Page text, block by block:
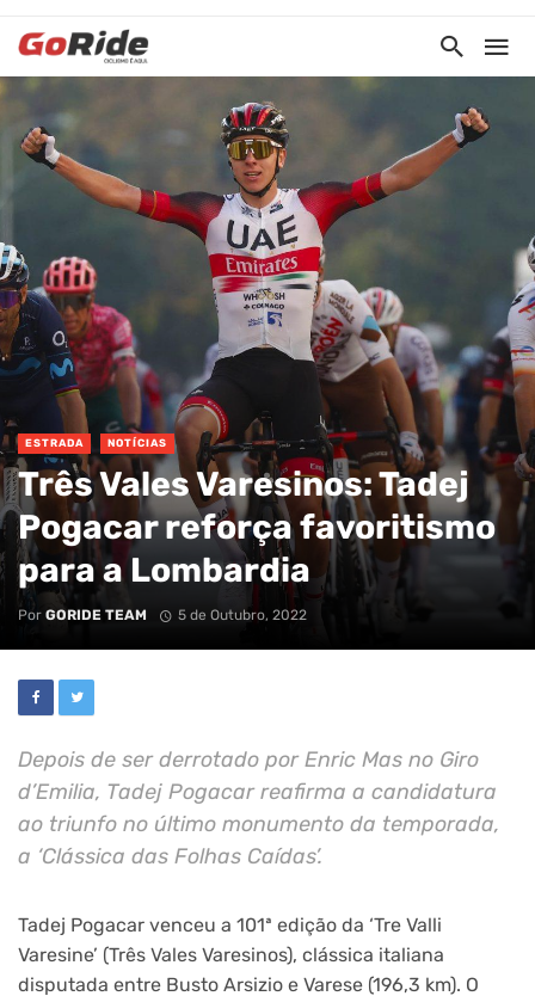
ESTRADA NOTÍCIAS
Três Vales Varesinos: Tadej
Pogacar reforça favoritismo
para a Lombardia
Por GORIDE TEAM 5 de Outubro, 2022
Depois de ser derrotado por Enric Mas no Giro
d’Emilia, Tadej Pogacar reafirma a candidatura
ao triunfo no último monumento da temporada,
a ‘Clássica das Folhas Caídas’.
Tadej Pogacar venceu a 101ª edição da ‘Tre Valli
Varesine’ (Três Vales Varesinos), clássica italiana
disputada entre Busto Arsizio e Varese (196,3 km). O